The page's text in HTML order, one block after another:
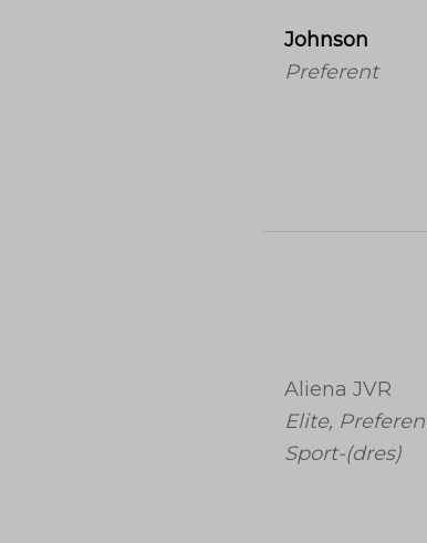
Johnson
Preferent
Aliena JVR
Elite,
Sport-(dres)